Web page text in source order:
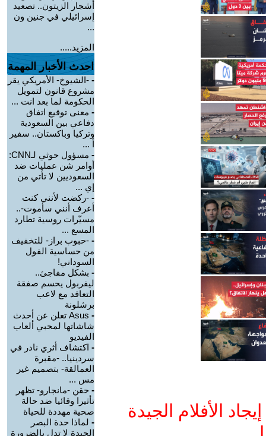
الأفلام الجيدة
أشجار الزيتون.. تصعيد
إسرائيلي في جنين ون
...
المزيد.....
احدث الأخبار المهمة
- -الشيوخ- الأمريكي يقر
مشروع قانون لتمويل
الحكومة لما بعد انت ...
- معنى توقيع اتفاق
دفاعي بين السعودية
وتركيا وباكستان.. سفير
أ ...
-
مسؤول حوثي لـCNN:
أوامر شن عمليات ضد
السعوديين لا تأتي من
إي ...
- -ركضت لأنني كنت
أعرف أنني سأموت-..
مسيّرات روسية تطارد
المسع ...
- -حبوب براز- للتخفيف
من حساسية الفول
السوداني!
- بشكل مفاجئ..
ليفربول يحسم صفقة
التعاقد مع لاعب
برشلونة
-
Asus تعلن عن أحدث
شاشاتها لمحبي ألعاب
الفيديو
- اكتشاف أثري نادر في
سردينيا.. -مقبرة
العمالقة- بتصميم غير
مس ...
- حقن -مانجارو- تظهر
تأثيرا وقائيا ضد حالة
صحية مهددة للحياة
- لماذا حدة البصر
الجيدة لا تدل بالضرورة